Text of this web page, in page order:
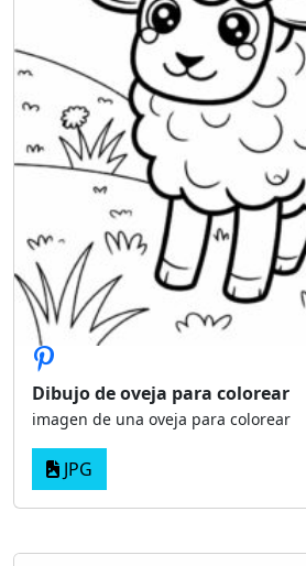
Dibujo de oveja para colorear
imagen de una oveja para colorear
JPG